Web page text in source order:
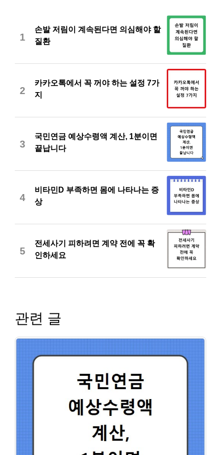
1
손발 저림이 계속된다면 의심해야 할
질환
2
카카오톡에서 꼭 꺼야 하는 설정 7가
지
3
국민연금 예상수령액 계산, 1분이면
끝납니다
4
비타민D 부족하면 몸에 나타나는 증
상
5
전세사기 피하려면 계약 전에 꼭 확
인하세요
관련 글